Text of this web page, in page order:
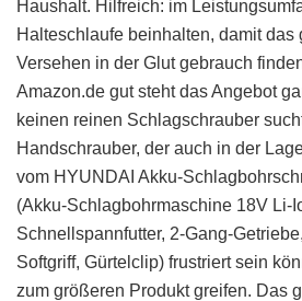
Haushalt. Hilfreich: im
Halteschlaufe beinhalten, damit das
Versehen in der Glut gebrauch
Amazon.de gut steht das Angebot
keinen reinen Schlagschrauber
Handschrauber, der auch in der
vom HYUNDAI Akku-
(Akku-Schlagbohrmaschine 18V Li-
Schnellspannfutter, 2-Gang-
Softgriff, Gürtelclip) frustriert sein
zum größeren Produkt greifen. Das